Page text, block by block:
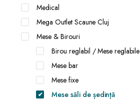
Medical
Mega Outlet Scaune Cluj
Mese & Birouri
Birou reglabil / Mese reglabile
Mese bar
Mese fixe
Mese săli de ședință